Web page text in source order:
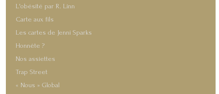
L'obésité par R. Linn
Carte aux fils
Les cartes de Jenni Sparks
Honnête ?
Nos assiettes
Trap Street
« Nous » Global